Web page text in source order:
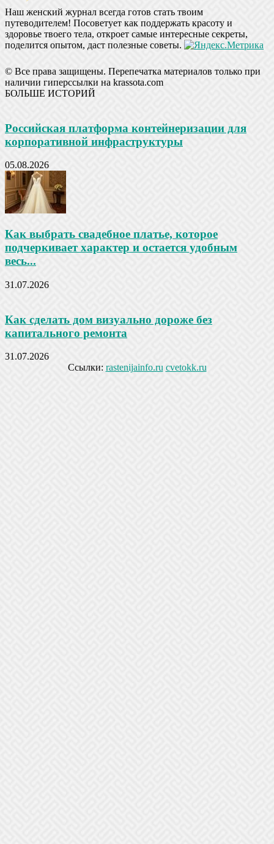
Наш женский журнал всегда готов стать твоим
путеводителем! Посоветует как поддержать красоту и
здоровье твоего тела, откроет самые интересные секреты,
поделится опытом, даст полезные советы.
© Все права защищены. Перепечатка материалов только при
наличии гиперссылки на krassota.com
БОЛЬШЕ ИСТОРИЙ
Российская платформа контейнеризации для
корпоративной инфраструктуры
05.08.2026
Как выбрать свадебное платье, которое
подчеркивает характер и остается удобным
весь...
31.07.2026
Как сделать дом визуально дороже без
капитального ремонта
31.07.2026
Ссылки: rastenijainfo.ru cvetokk.ru